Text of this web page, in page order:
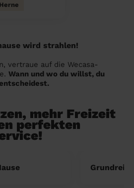
Herne
wird strahlen!
vertraue auf die Wecasa-
Wann und wo du willst, du
entscheidest.
mehr Freizeit
perfekten